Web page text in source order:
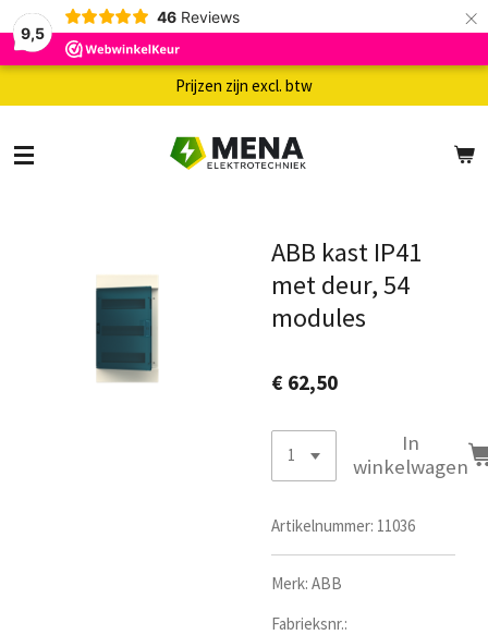
9,5
46 Reviews ×
Prijzen zijn excl. btw
ABB kast IP41
met deur, 54
modules
€ 62,50
In
winkelwagen
Artikelnummer: 11036
Merk: ABB
Fabrieksnr.: